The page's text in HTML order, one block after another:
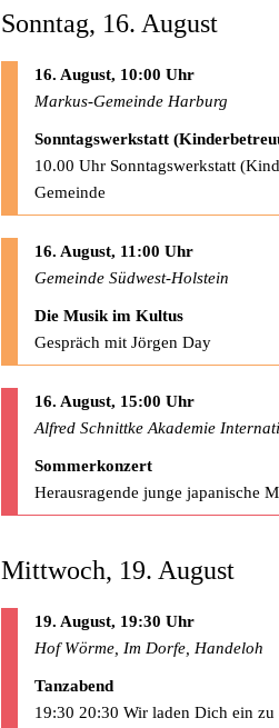
Sonntag, 16. August
16. August, 10:00 Uhr
Markus-Gemeinde Harburg
Sonntagswerkstatt
10.00 Uhr Sonntagswerkstatt
Gemeinde
16. August, 11:00 Uhr
Gemeinde Südwest-Holstein
Die Musik im Kultus
Gespräch mit Jörgen Day
16. August, 15:00 Uhr
Alfred Schnittke Akademie
Sommerkonzert
Herausragende junge japanische
Mittwoch, 19. August
19. August, 19:30 Uhr
Hof Wörme, Im Dorfe, Handeloh
Tanzabend
19:30 20:30 Wir laden Dich ein